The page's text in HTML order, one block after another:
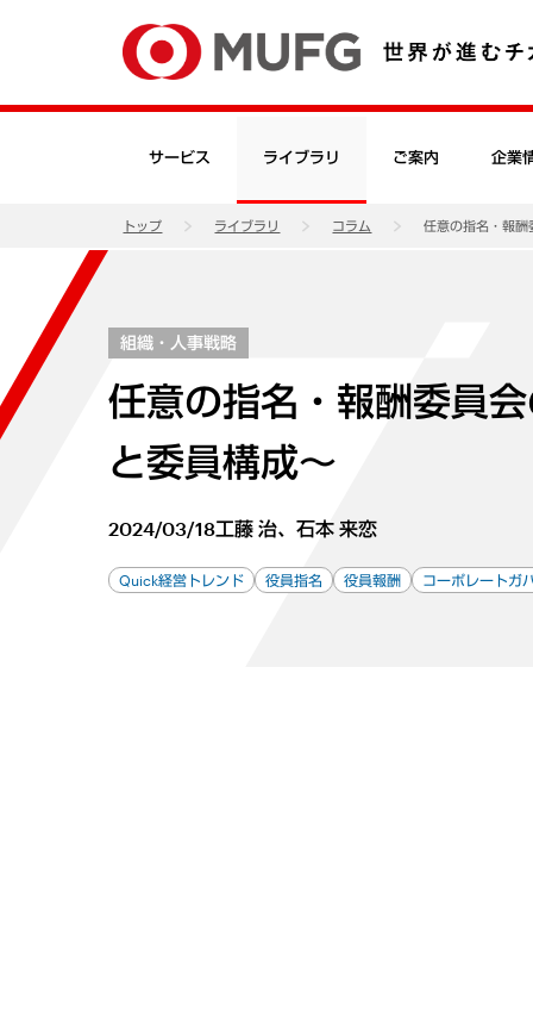
サービス ライブラリ ご案内 企業
トップ ライブラリ コラム 任意の指名・報
組織・人事戦略
任意の指名・報酬委員
と委員構成～
2024/03/18工藤 治、石本 来恋
Quick経営トレンド 役員指名 役員報酬 コーポレートガ